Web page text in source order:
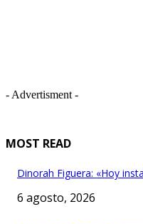
- Advertisment -
MOST READ
Dinorah Figuera: «Hoy
6 agosto, 2026